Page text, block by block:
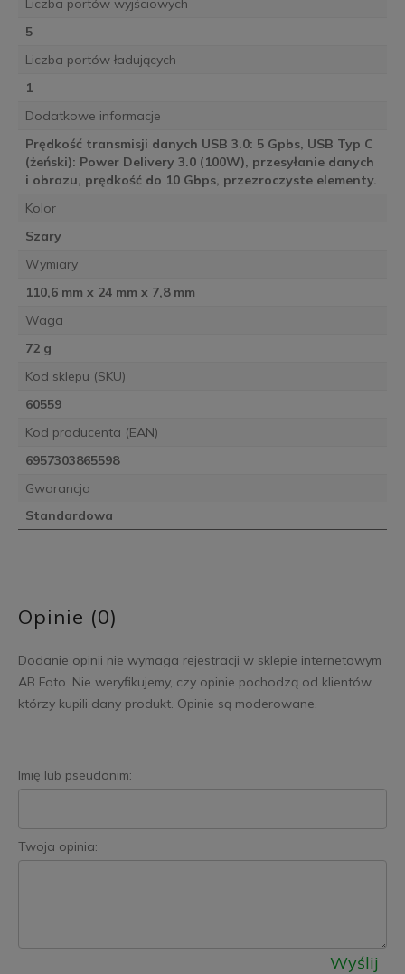
Liczba portów wyjściowych
5
Liczba portów ładujących
1
Dodatkowe informacje
Prędkość transmisji danych USB 3.0: 5 Gpbs, USB Typ C
(żeński): Power Delivery 3.0 (100W), przesyłanie danych
i obrazu, prędkość do 10 Gbps, przezroczyste elementy.
Kolor
Szary
Wymiary
110,6 mm x 24 mm x 7,8 mm
Waga
72 g
Kod sklepu (SKU)
60559
Kod producenta (EAN)
6957303865598
Gwarancja
Standardowa
Opinie (0)
Dodanie opinii nie wymaga rejestracji w sklepie internetowym
AB Foto. Nie weryfikujemy, czy opinie pochodzą od klientów,
którzy kupili dany produkt. Opinie są moderowane.
Imię lub pseudonim:
Twoja opinia:
Wyślij